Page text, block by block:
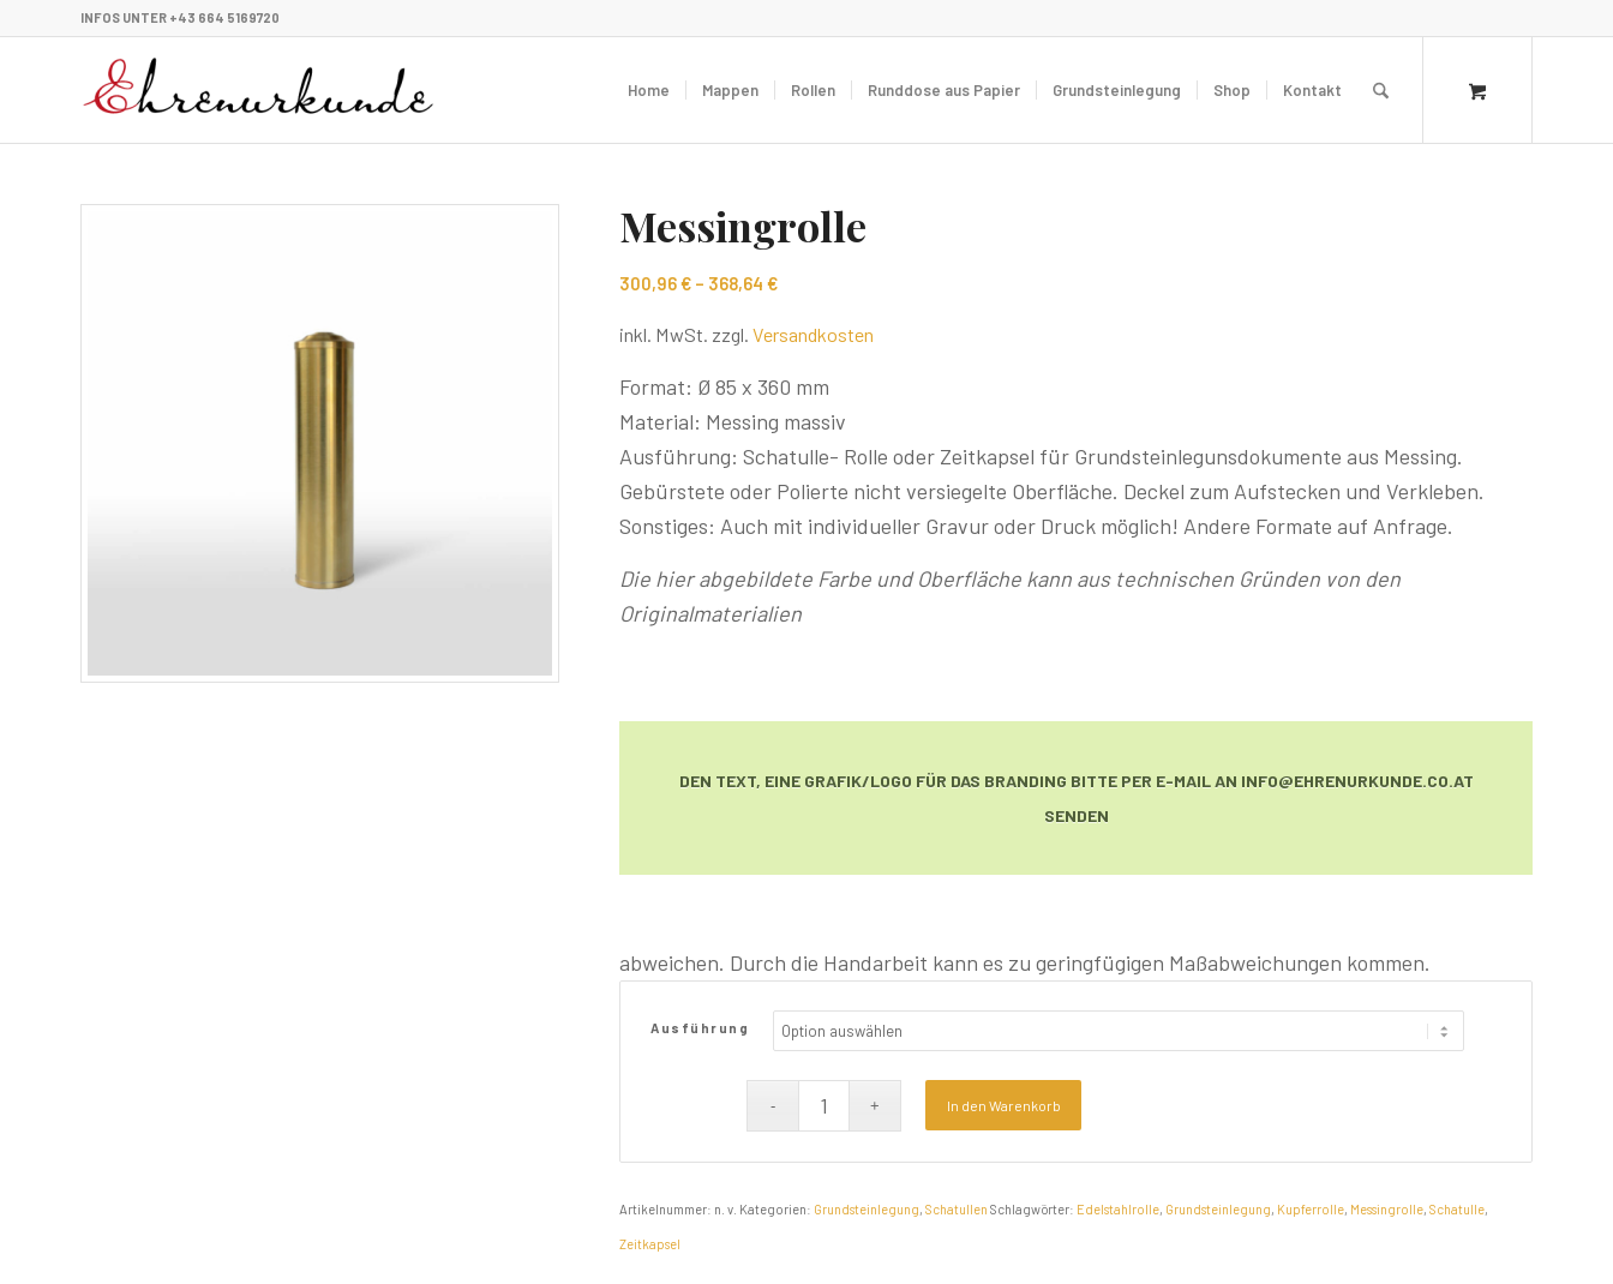
INFOS UNTER +43 664 5169720
Home Mappen Rollen Runddose aus Papier Grundsteinlegung Shop Kontakt
Messingrolle
300,96€ – 368,64€
inkl. MwSt. zzgl.Versandkosten
Format: Ø 85 x 360 mm
Material: Messing massiv
Ausführung: Schatulle- Rolle oder Zeitkapsel für Grundsteinlegunsdokumente aus Messing.
Gebürstete oder Polierte nicht versiegelte Oberfläche. Deckel zum Aufstecken und Verkleben.
Sonstiges: Auch mit individueller Gravur oder Druck möglich! Andere Formate auf Anfrage.
Die hier abgebildete Farbe und Oberfläche kann aus technischen Gründen von den
Originalmaterialien
DEN TEXT, EINE GRAFIK/LOGO FÜR DAS BRANDING BITTE PER E-MAIL AN INFO@EHRENURKUNDE.CO.AT
SENDEN
abweichen. Durch die Handarbeit kann es zu geringfügigen Maßabweichungen kommen.
Ausführung
In den Warenkorb
Artikelnummer: n. v. Kategorien: Grundsteinlegung,Schatullen Schlagwörter: Edelstahlrolle, Grundsteinlegung, Kupferrolle, Messingrolle,Schatulle,
Zeitkapsel